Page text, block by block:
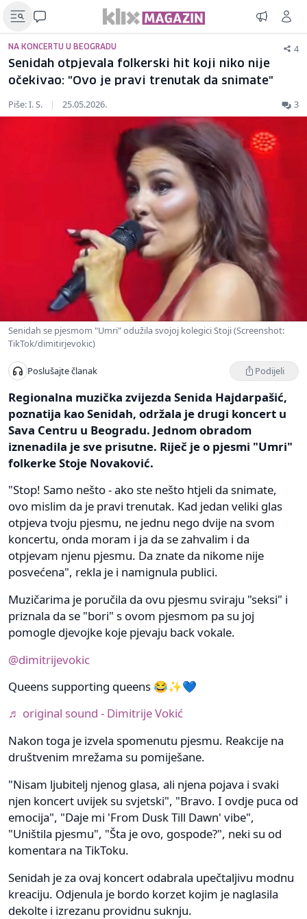
NA KONCERTU U BEOGRADU 4
Senidah otpjevala folkerski hit koji niko nije
očekivao: "Ovo je pravi trenutak da snimate"
Piše: I. S. | 25.05.2026. 3
Senidah se pjesmom "Umri" odužila svojoj kolegici Stoji (Screenshot:
TikTok/dimitirjevokic)
Poslušajte članak Podijeli
Regionalna muzička zvijezda Senida Hajdarpašić,
poznatija kao Senidah, održala je drugi koncert u
Sava Centru u Beogradu. Jednom obradom
iznenadila je sve prisutne. Riječ je o pjesmi "Umri"
folkerke Stoje Novaković.
"Stop! Samo nešto - ako ste nešto htjeli da snimate,
ovo mislim da je pravi trenutak. Kad jedan veliki glas
otpjeva tvoju pjesmu, ne jednu nego dvije na svom
koncertu, onda moram i ja da se zahvalim i da
otpjevam njenu pjesmu. Da znate da nikome nije
posvećena", rekla je i namignula publici.
Muzičarima je poručila da ovu pjesmu sviraju "seksi" i
priznala da se "bori" s ovom pjesmom pa su joj
pomogle djevojke koje pjevaju back vokale.
@dimitrijevokic
Queens supporting queens 😂✨💙
♬ original sound - Dimitrije Vokić
Nakon toga je izvela spomenutu pjesmu. Reakcije na
društvenim mrežama su pomiješane.
"Nisam ljubitelj njenog glasa, ali njena pojava i svaki
njen koncert uvijek su svjetski", "Bravo. I ovdje puca od
emocija", "Daje mi 'From Dusk Till Dawn' vibe",
"Uništila pjesmu", "Šta je ovo, gospode?", neki su od
komentara na TikToku.
Senidah je za ovaj koncert odabrala upečtaljivu modnu
kreaciju. Odjenula je bordo korzet kojim je naglasila
dekolte i izrezanu providnu suknju.